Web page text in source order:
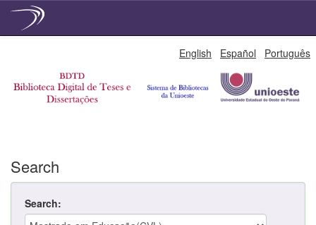
English Español Português
Search
Search: